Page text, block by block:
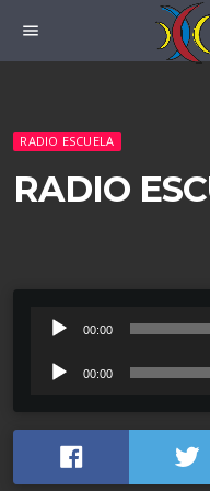
menu
RADIO ESCUELA
RADIO
00:00
p
00:00